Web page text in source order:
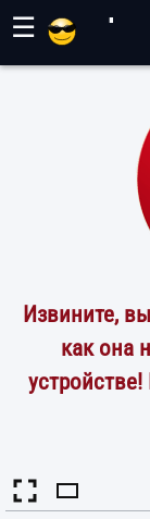
☰
Извините,
как она